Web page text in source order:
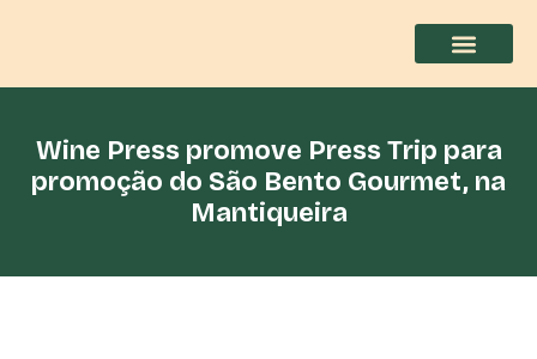
Wine Press promove Press Trip para
promoção do São Bento Gourmet, na
Mantiqueira